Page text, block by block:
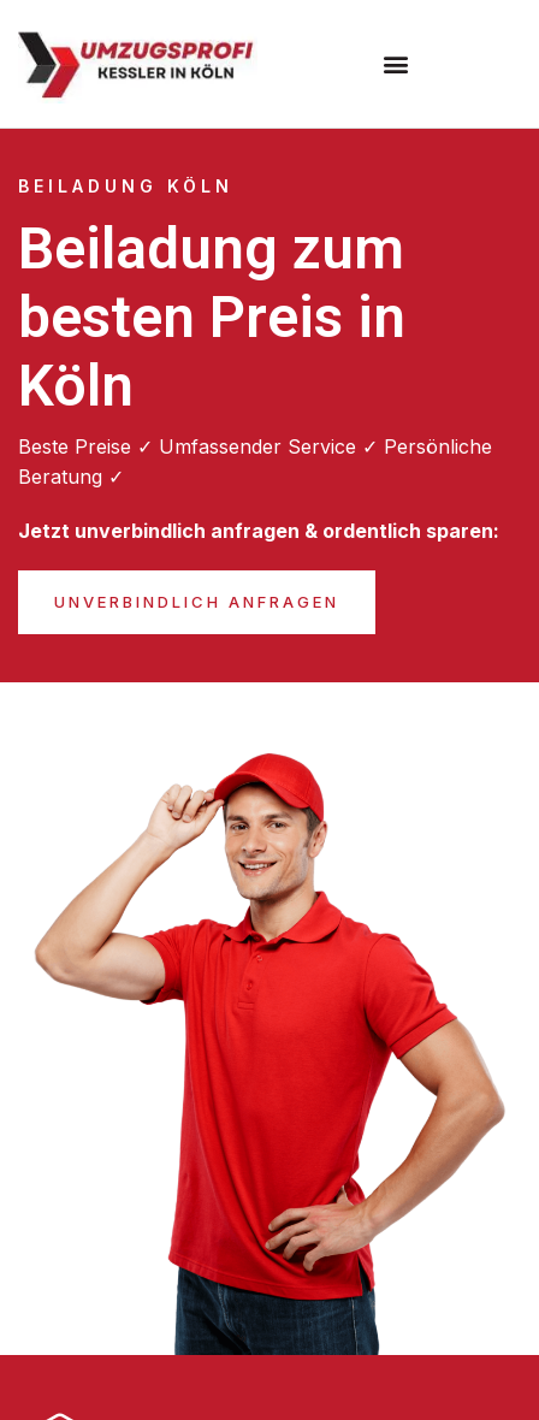
BEILADUNG KÖLN
Beiladung zum
besten Preis in
Köln
Beste Preise ✓ Umfassender Service ✓ Persönliche
Beratung ✓
Jetzt unverbindlich anfragen & ordentlich sparen:
UNVERBINDLICH ANFRAGEN